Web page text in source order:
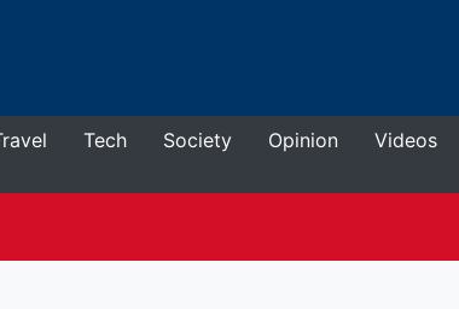
Tech Society Opinion Videos